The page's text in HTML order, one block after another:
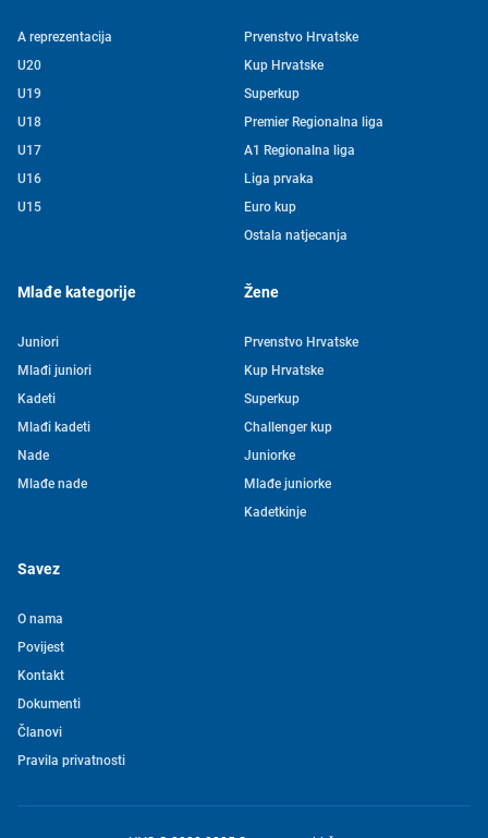
A reprezentacija
U20
U19
U18
U17
U16
U15
Prvenstvo Hrvatske
Kup Hrvatske
Superkup
Premier Regionalna liga
A1 Regionalna liga
Liga prvaka
Euro kup
Ostala natjecanja
Mlađe kategorije
Juniori
Mlađi juniori
Kadeti
Mlađi kadeti
Nade
Mlađe nade
Žene
Prvenstvo Hrvatske
Kup Hrvatske
Superkup
Challenger kup
Juniorke
Mlađe juniorke
Kadetkinje
Savez
O nama
Povijest
Kontakt
Dokumenti
Članovi
Pravila privatnosti